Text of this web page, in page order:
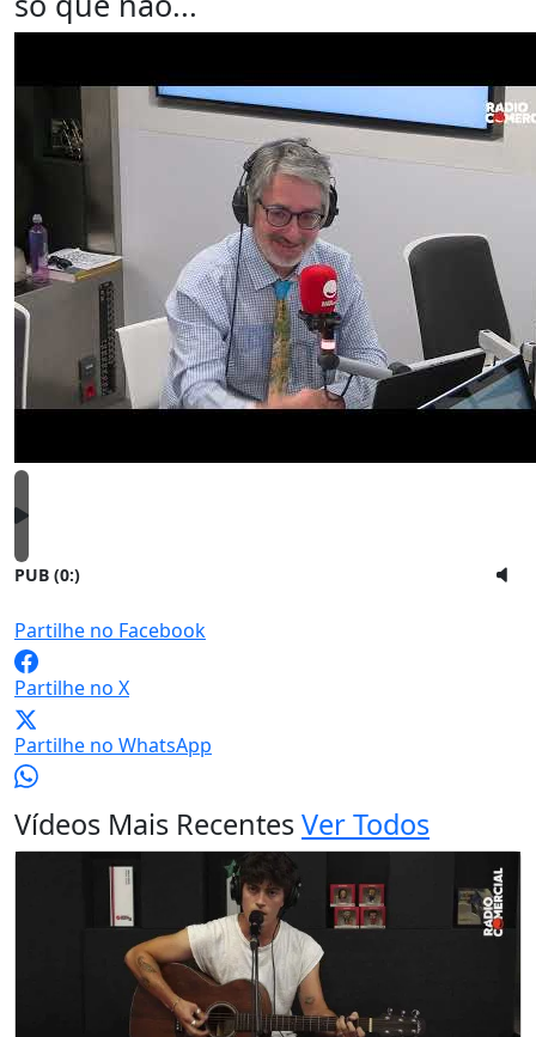
PUB (0:)
Partilhe no Facebook
Partilhe no X
Partilhe no WhatsApp
Vídeos Mais RecentesVer Todos